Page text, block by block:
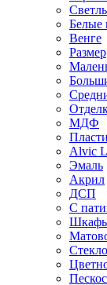
Белые
Венге
Размер
МДФ
Alvic
Эмаль
Акрил
ДСП
С
Стекло